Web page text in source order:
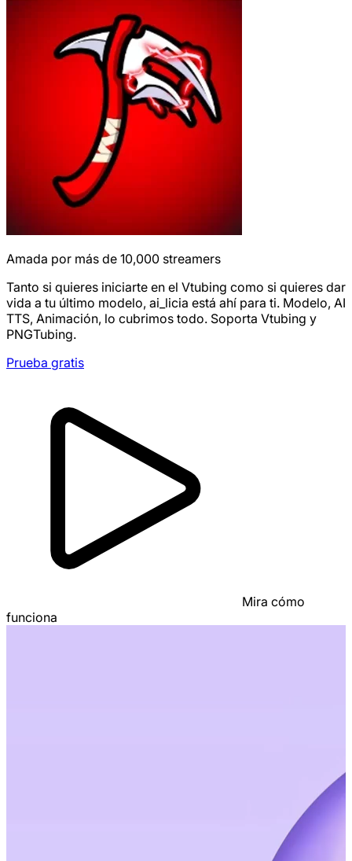
Amada por más de 10,000 streamers
Tanto si quieres iniciarte en el Vtubing como si quieres dar
vida a tu último modelo, ai_licia está ahí para ti. Modelo, AI
TTS, Animación, lo cubrimos todo. Soporta Vtubing y
PNGTubing.
Prueba gratis
Mira cómo
funciona